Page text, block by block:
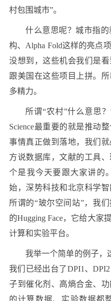
村包围城市”。
什么意思呢？城市指
构、Alpha Fold这样的亮点
没想到，这些机会我们是
跟美国在这些项目上拼。
多精力。
所谓“农村”什么意思
Science最重要的就是推动
事情真正做到落地，我们
方说数据库，文献的工具
个是我今天要跟大家讲的
始，深势科技和北京科学
所谓的“玻尔空间站”，我
的Hugging Face，它给大家
计算和实验平台。
我举一个简单的例子，
我们已经出台了DPI1、
子到催化剂、高熵合金、